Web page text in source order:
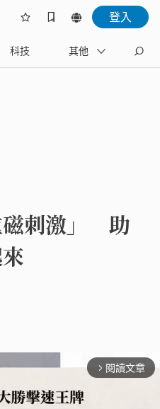
登入
科技 財經
其他
磁刺激」 助
arrow_forward_ios 閱讀文章